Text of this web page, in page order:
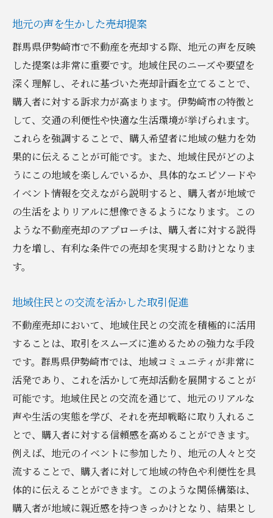
地元の声を生かした売却提案
群馬県伊勢崎市で不動産を売却する際、地元の声を反映
した提案は非常に重要です。地域住民のニーズや要望を
深く理解し、それに基づいた売却計画を立てることで、
購入者に対する訴求力が高まります。伊勢崎市の特徴と
して、交通の利便性や快適な生活環境が挙げられます。
これらを強調することで、購入希望者に地域の魅力を効
果的に伝えることが可能です。また、地域住民がどのよ
うにこの地域を楽しんでいるか、具体的なエピソードや
イベント情報を交えながら説明すると、購入者が地域で
の生活をよりリアルに想像できるようになります。この
ような不動産売却のアプローチは、購入者に対する説得
力を増し、有利な条件での売却を実現する助けとなりま
す。
地域住民との交流を活かした取引促進
不動産売却において、地域住民との交流を積極的に活用
することは、取引をスムーズに進めるための強力な手段
です。群馬県伊勢崎市では、地域コミュニティが非常に
活発であり、これを活かして売却活動を展開することが
可能です。地域住民との交流を通じて、地元のリアルな
声や生活の実態を学び、それを売却戦略に取り入れるこ
とで、購入者に対する信頼感を高めることができます。
例えば、地元のイベントに参加したり、地元の人々と交
流することで、購入者に対して地域の特色や利便性を具
体的に伝えることができます。このような関係構築は、
購入者が地域に親近感を持つきっかけとなり、結果とし